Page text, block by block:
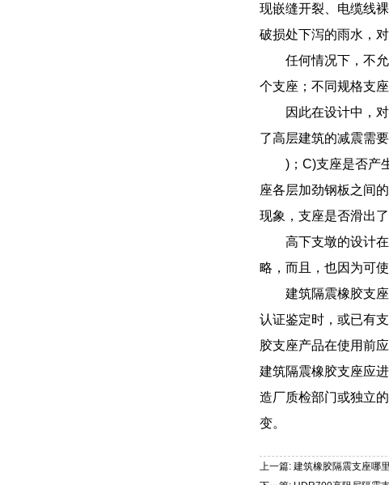
现嵌缝开裂、电缆线
破损处下泻的雨水，
任何情况下，不
个支座；不同规格支
因此在设计中，
了高层建筑的减震需要
)；C)支座是否产
座各层加劲钢板之间
现象，支座是否滑出
高下支墩的设计
略，而且，也因为可
建筑隔震橡胶支
认证鉴定时，或已有
胶支座产品在使用前
建筑隔震橡胶支座应
造厂质检部门或独立
变。
上一篇: 建筑橡胶隔震支座哪